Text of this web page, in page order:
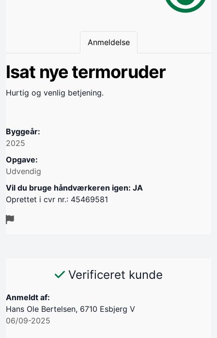
Anmeldelse
Isat nye termoruder
Hurtig og venlig betjening.
Byggeår:
2025
Opgave:
Udvendig
Vil du bruge håndværkeren igen: JA
Oprettet i cvr nr.: 45469581
Verificeret kunde
Anmeldt af:
Hans Ole Bertelsen, 6710 Esbjerg V
06/09-2025